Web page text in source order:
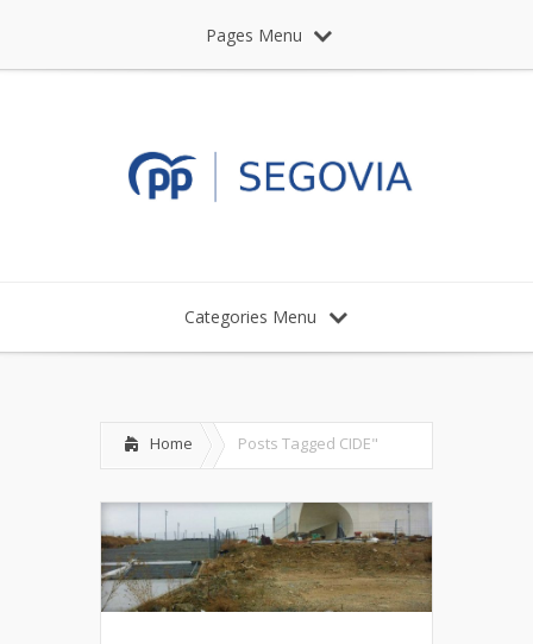
Pages Menu
Categories Menu
Home Posts Tagged CIDE"